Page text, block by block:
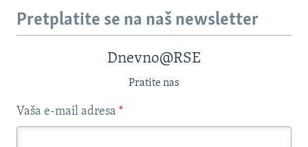
Pretplatite se na naš newsletter
Dnevno@RSE
Pratite nas
Vaša e-mail adresa *